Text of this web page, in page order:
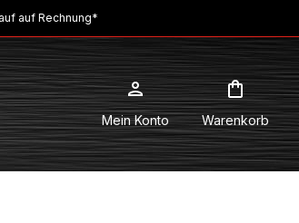
auf Rechnung*
Mein Konto Warenkorb